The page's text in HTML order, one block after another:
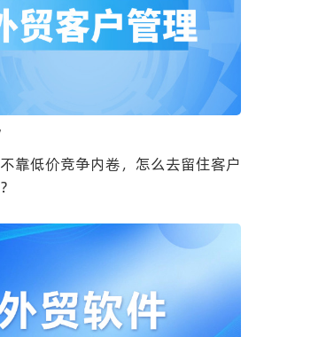
靠低价竞争内卷，怎么去留住客户